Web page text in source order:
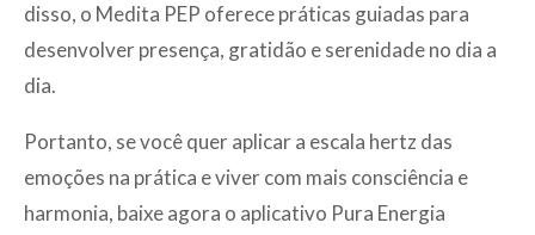
disso, o Medita PEP oferece práticas guiadas para
desenvolver presença, gratidão e serenidade no dia a
dia.
Portanto, se você quer aplicar a escala hertz das
emoções na prática e viver com mais consciência e
harmonia, baixe agora o aplicativo Pura Energia